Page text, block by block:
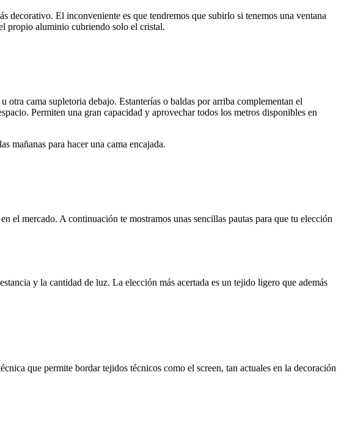
El inconveniente es que tendremos que subirlo si tenemos una ventana
propio aluminio cubriendo solo el cristal.
cama supletoria debajo. Estanterías o baldas por arriba complementan el
Permiten una gran capacidad y aprovechar todos los metros disponibles en
mañanas para hacer una cama encajada.
el mercado. A continuación te mostramos unas sencillas pautas para que tu elección
y la cantidad de luz. La elección más acertada es un tejido ligero que además
que permite bordar tejidos técnicos como el screen, tan actuales en la decoración